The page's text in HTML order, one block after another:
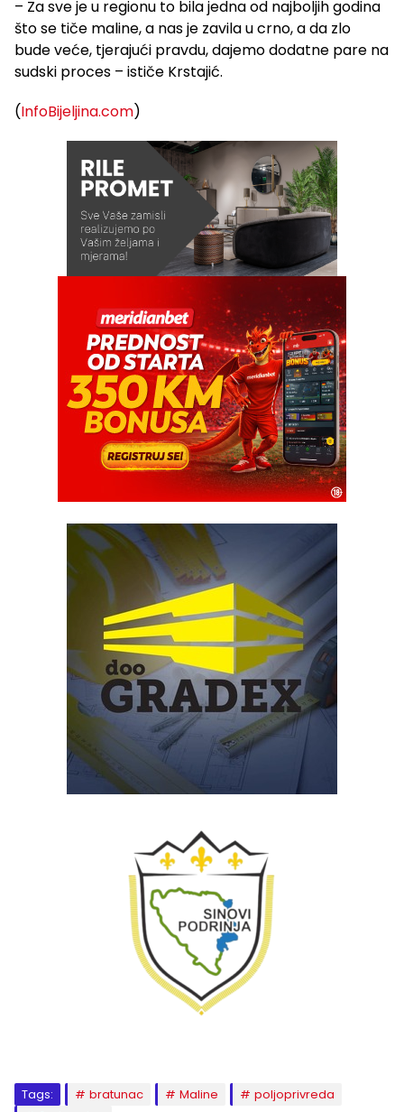
– Za sve je u regionu to bila jedna od najboljih godina
što se tiče maline, a nas je zavila u crno, a da zlo
bude veće, tjerajući pravdu, dajemo dodatne pare na
sudski proces – ističe Krstajić.
(InfoBijeljina.com)
Tags: bratunac Maline
poljoprivreda